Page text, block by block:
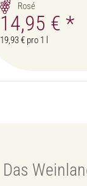
Rosé
14,95 € *
19,93 € pro 1 l
Das